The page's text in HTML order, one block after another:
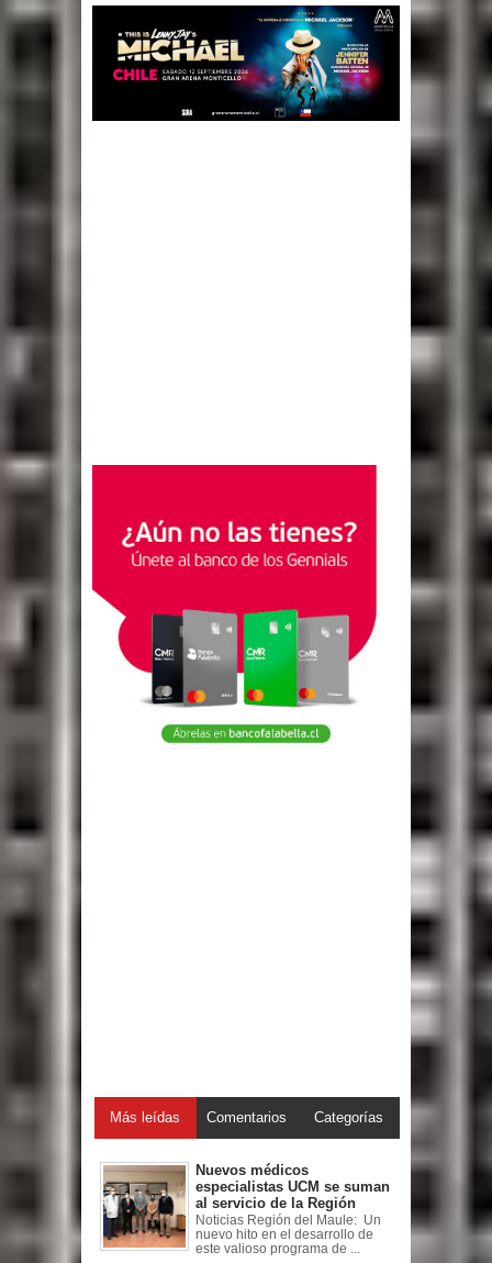
Más leídas Comentarios Categorías
Nuevos médicos
especialistas UCM se suman
al servicio de la Región
Noticias Región del Maule: Un
nuevo hito en el desarrollo de
este valioso programa de ...